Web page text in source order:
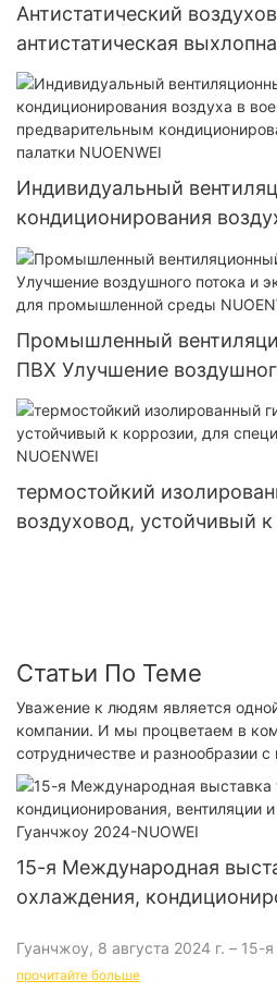
Антистатический
антистатическая
обеспечения
производительности
Индивидуальный
кондиционирования
зеленом цвете с
кондиционированием для
NUOENWEI
Промышленный
ПВХ Улучшение
экологических
промышленной среды
термостойкий
воздуховод, устойчивый
Статьи По Теме
Уважение к людям является
компании. И мы процветаем в
сотрудничестве и разнообразии с
15-я Международная
охлаждения,
Гуанчжоу, 8 августа 2024 г. – 15-
международная выставка
прочитайте больше